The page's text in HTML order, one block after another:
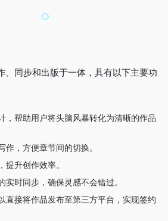
、同步和出版于一体，具有以下主要功
，帮助用户将头脑风暴转化为清晰的作品
作，方便章节间的切换。
提升创作效率。
实时同步，确保灵感不会错过。
直接将作品发布至第三方平台，实现签约